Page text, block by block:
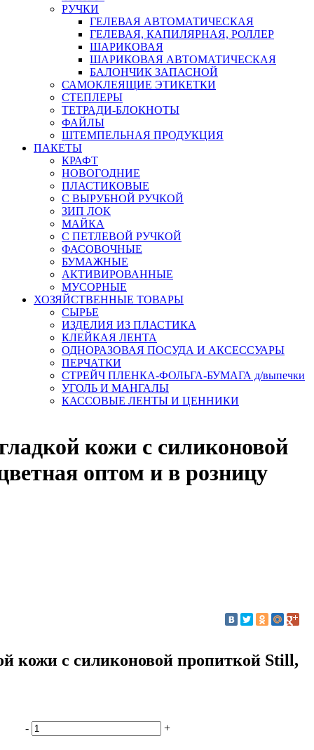
РУЧКИ
ГЕЛЕВАЯ АВТОМАТИЧЕСКАЯ
ГЕЛЕВАЯ, КАПИЛЯРНАЯ, РОЛЛЕР
ШАРИКОВАЯ
ШАРИКОВАЯ АВТОМАТИЧЕСКАЯ
БАЛОНЧИК ЗАПАСНОЙ
САМОКЛЕЯЩИЕ ЭТИКЕТКИ
СТЕПЛЕРЫ
ТЕТРАДИ-БЛОКНОТЫ
ФАЙЛЫ
ШТЕМПЕЛЬНАЯ ПРОДУКЦИЯ
ПАКЕТЫ
КРАФТ
НОВОГОДНИЕ
ПЛАСТИКОВЫЕ
С ВЫРУБНОЙ РУЧКОЙ
ЗИП ЛОК
МАЙКА
С ПЕТЛЕВОЙ РУЧКОЙ
ФАСОВОЧНЫЕ
БУМАЖНЫЕ
АКТИВИРОВАННЫЕ
МУСОРНЫЕ
ХОЗЯЙСТВЕННЫЕ ТОВАРЫ
СЫРЬЕ
ИЗДЕЛИЯ ИЗ ПЛАСТИКА
КЛЕЙКАЯ ЛЕНТА
ОДНОРАЗОВАЯ ПОСУДА И АКСЕССУАРЫ
ПЕРЧАТКИ
СТРЕЙЧ ПЛЕНКА-ФОЛЬГА-БУМАГА д/выпечки
УГОЛЬ И МАНГАЛЫ
КАССОВЫЕ ЛЕНТЫ И ЦЕННИКИ
кожи с силиконовой
оптом и в розницу
кожи с силиконовой пропиткой Still,
- +